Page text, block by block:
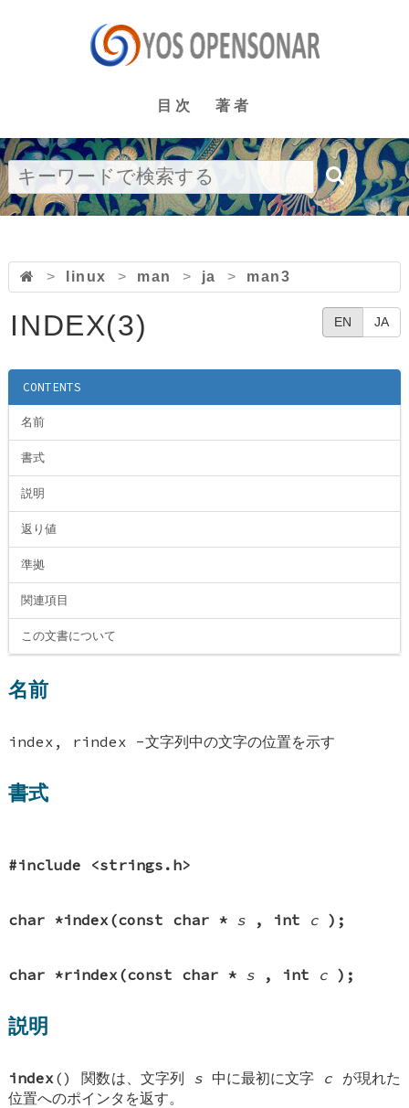
目次 著者
> linux > man > ja > man3
EN JA
INDEX(3)
CONTENTS
名前
書式
説明
返り値
準拠
関連項目
この文書について
名前
index, rindex -文字列中の文字の位置を示す
書式
#include <strings.h>
char *index(const char * s , int c );
char *rindex(const char * s , int c );
説明
index () 関数は、文字列 s中に最初に文字 c が現れた
位置へのポインタを返す。